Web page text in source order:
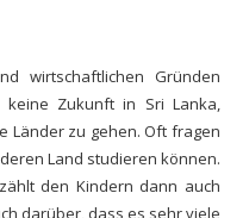
wirtschaftlichen Gründen
Zukunft in Sri Lanka,
Länder zu gehen. Oft fragen
Land studieren können.
den Kindern dann auch
darüber, dass es sehr viele